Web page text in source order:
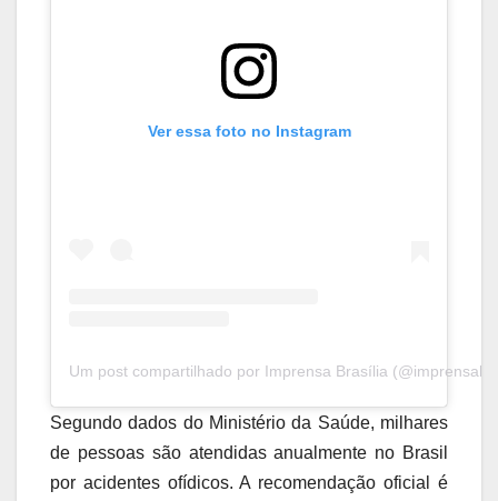
Ver essa foto no Instagram
Um post compartilhado por Imprensa Brasília
Segundo dados do Ministério da Saúde, milhares
de pessoas são atendidas anualmente no Brasil
por acidentes ofídicos. A recomendação oficial é